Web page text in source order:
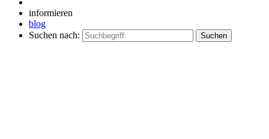
informieren
blog
Suchen nach: